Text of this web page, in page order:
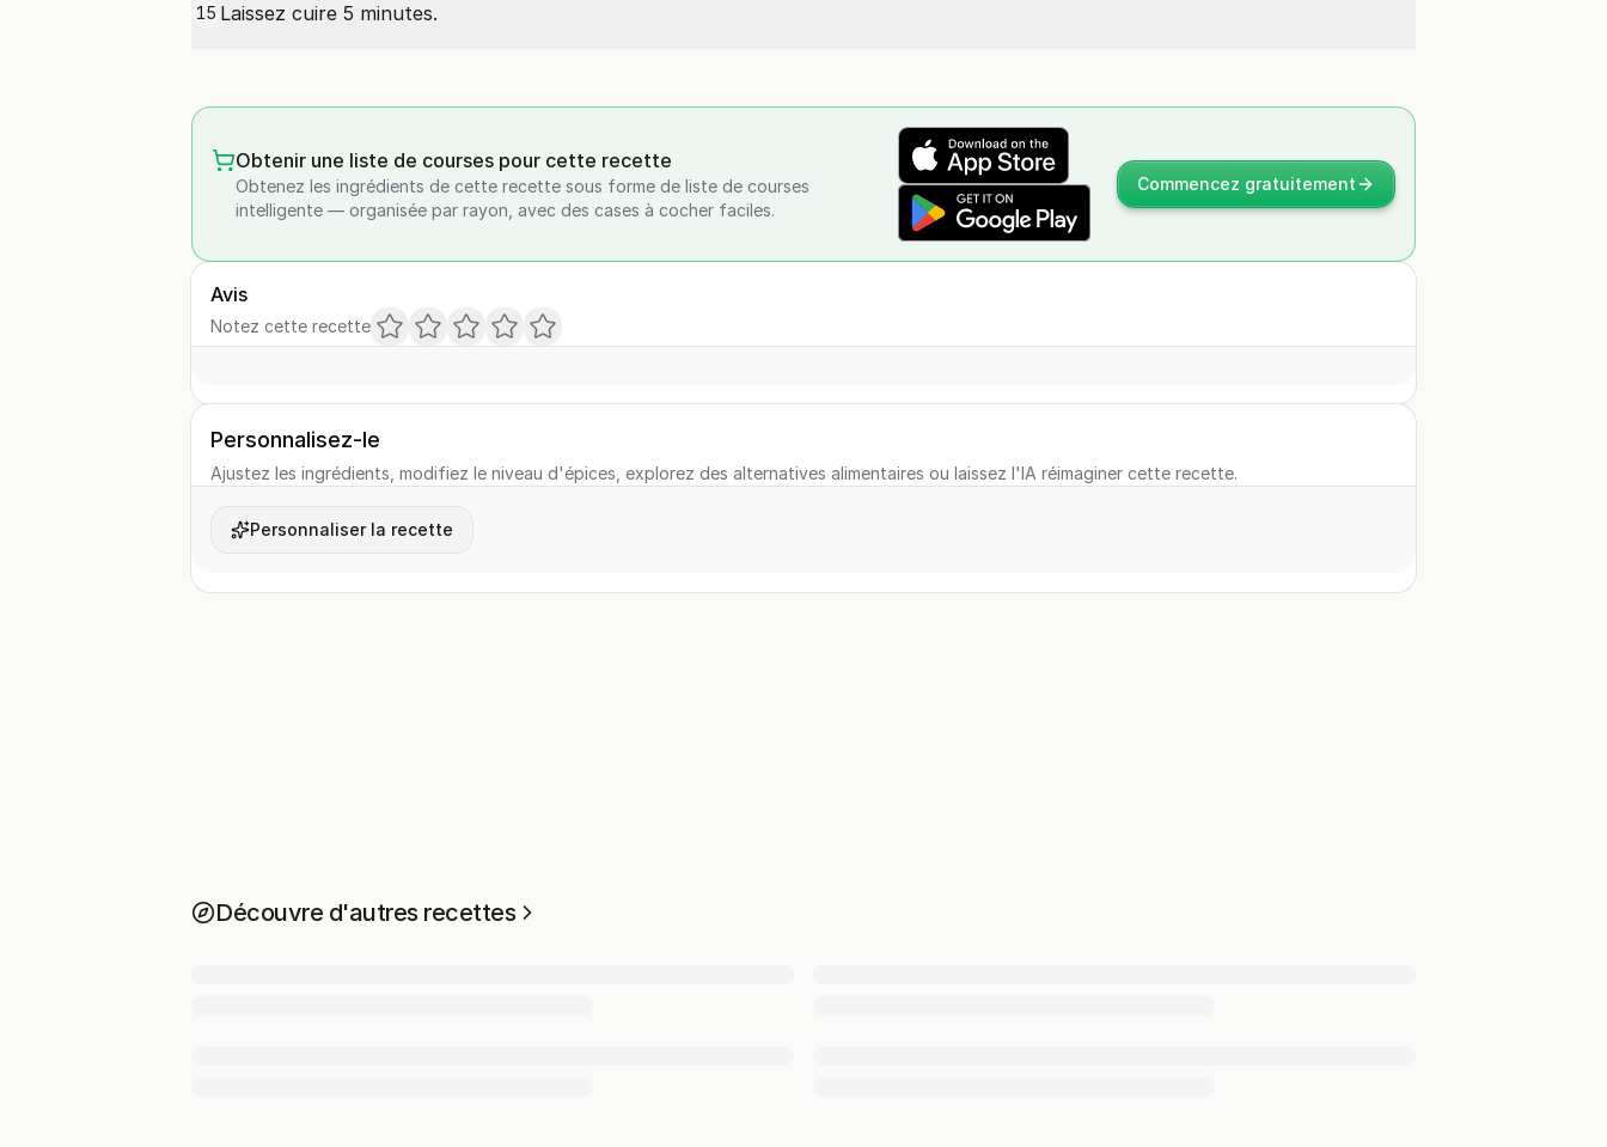
15 Laissez cuire 5 minutes.
Obtenir une liste de courses pour cette recette
Obtenez les ingrédients de cette recette sous forme de liste de courses
intelligente — organisée par rayon, avec des cases à cocher faciles.
Commencez gratuitement
Avis
Notez cette recette
Personnalisez-le
Ajustez les ingrédients, modifiez le niveau d'épices, explorez des alternatives alimentaires ou laissez l'IA réimaginer cette recette.
Personnaliser la recette
Découvre d'autres recettes